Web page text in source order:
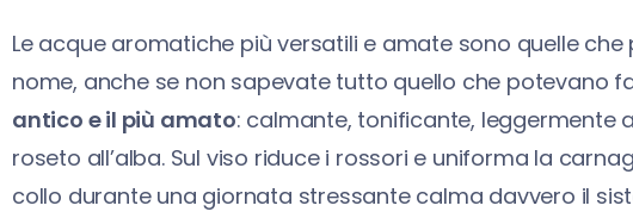
Le acque aromatiche più versatili e amate sono quelle
nome, anche se non sapevate tutto quello che potevano
antico e il più amato: calmante, tonificante, leggermente
roseto all’alba. Sul viso riduce i rossori e uniforma la
collo durante una giornata stressante calma davvero il